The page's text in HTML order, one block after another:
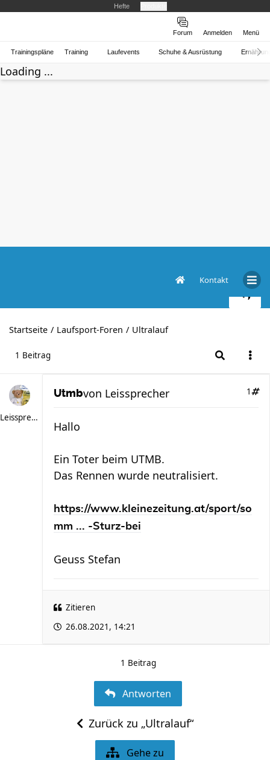
Hefte
Forum Anmelden Menü
Trainingspläne Training Laufevents Schuhe & Ausrüstung
Loading ...
Kontakt
Startseite Laufsport-Foren Ultralauf
1 Beitrag
Leissprecher
Utmb 1
von Leissprecher
Hallo
Ein Toter beim UTMB.
Das Rennen wurde neutralisiert.
https://www.kleinezeitung.at/sport/so
mm ... -Sturz-bei
Geuss Stefan
Zitieren
26.08.2021, 14:21
1 Beitrag
Antworten
Zurück zu „Ultralauf“
Gehe zu